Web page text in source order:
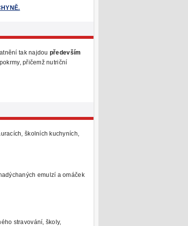
tak najdou především
přičemž nutriční
školních kuchyních,
emulzí a omáček
stravování, školy,